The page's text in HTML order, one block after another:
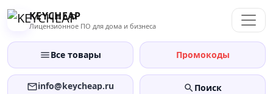
Перейти
KEYCHEAP
Лицензионное ПО для дома и бизнеса
Все товары Промокоды
info@keycheap.ru Поиск